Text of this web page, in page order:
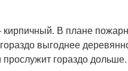
кирпичный. В плане
выгоднее
прослужит гораздо дольше.